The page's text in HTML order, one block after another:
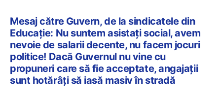
Mesaj către Guvern, de la sindicatele din
Educație: Nu suntem asistați social, avem
nevoie de salarii decente, nu facem jocuri
politice! Dacă Guvernul nu vine cu
propuneri care să fie acceptate, angajații
sunt hotărâți să iasă masiv în stradă